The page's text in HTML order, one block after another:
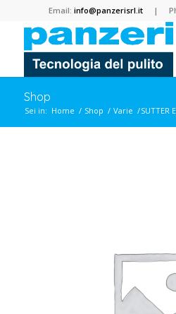
Email:info@panzerisrl.it |
Shop
Sei in: Home / Shop / Varie /SUTTER